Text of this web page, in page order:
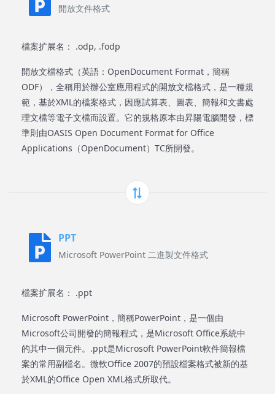
開放文件格式
檔案扩展名： .odp, .fodp
開放文檔格式（英語：OpenDocument Format，簡稱
ODF），全稱用於辦公室應用程式的開放文檔格式，是一種規
範，基於XML的檔案格式，因應試算表、圖表、簡報和文書處
理文檔等電子文檔而設置。它的規格原本由昇陽電腦開發，標
準則由OASIS Open Document Format for Office
Applications（OpenDocument）TC所開發。
PPT
Microsoft PowerPoint 二進製文件格式
檔案扩展名： .ppt
Microsoft PowerPoint，簡稱PowerPoint，是一個由
Microsoft公司開發的簡報程式，是Microsoft Office系統中
的其中一個元件。.ppt是Microsoft PowerPoint軟件簡報檔
案的常用副檔名。微軟Office 2007的預設檔案格式被新的基
於XML的Office Open XML格式所取代。